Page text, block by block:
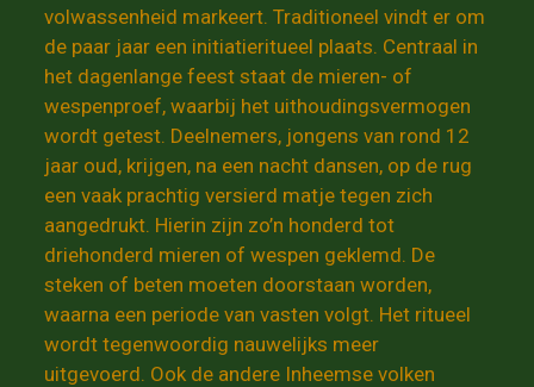
volwassenheid markeert. Traditioneel vindt er om
de paar jaar een initiatieritueel plaats. Centraal in
het dagenlange feest staat de mieren- of
wespenproef, waarbij het uithoudingsvermogen
wordt getest. Deelnemers, jongens van rond 12
jaar oud, krijgen, na een nacht dansen, op de rug
een vaak prachtig versierd matje tegen zich
aangedrukt. Hierin zijn zo’n honderd tot
driehonderd mieren of wespen geklemd. De
steken of beten moeten doorstaan worden,
waarna een periode van vasten volgt. Het ritueel
wordt tegenwoordig nauwelijks meer
uitgevoerd. Ook de andere Inheemse volken